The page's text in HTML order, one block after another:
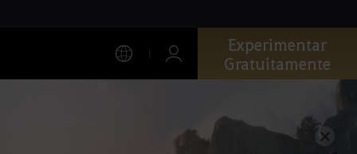
Experimentar
Gratuitamente